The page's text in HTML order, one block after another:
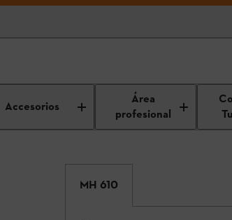
Accesorios
Área
profesional
MH 610